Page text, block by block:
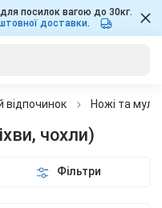
посилок вагою до 30кг.
доставки.
відпочинок Ножі та
чохли)
Фільтри